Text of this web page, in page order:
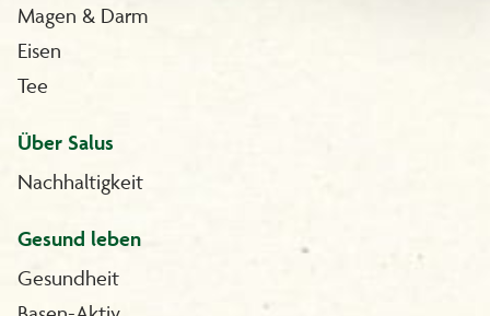
Magen & Darm
Eisen
Tee
Über Salus
Nachhaltigkeit
Gesund leben
Gesundheit